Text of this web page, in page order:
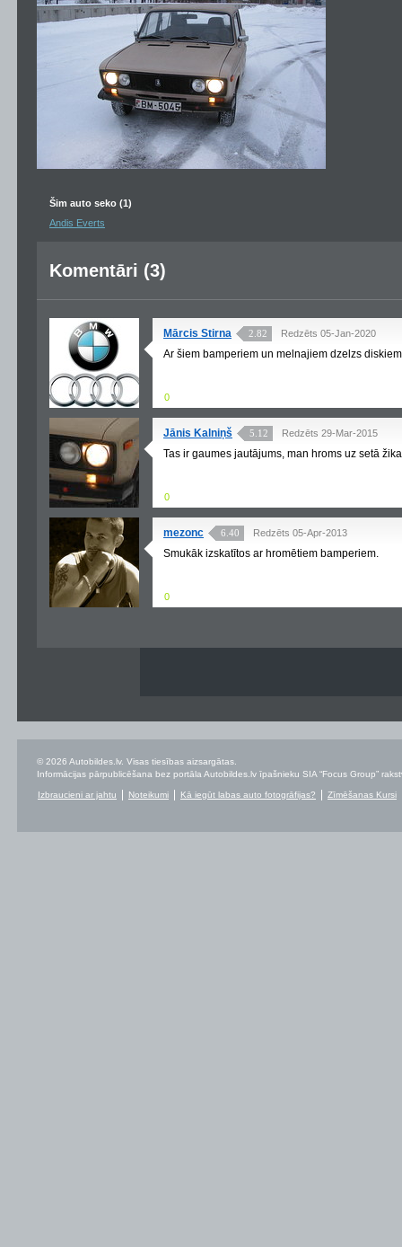
Šim auto seko (1)
Andis Everts
Komentāri (3)
Mārcis Stirna 2.82 Redzēts 05-Jan-2020
Ar šiem bamperiem un melnajiem dzelzs
0
Jānis Kalniņš 5.12 Redzēts 29-Mar-2015
Tas ir gaumes jautājums, man hroms uz setā
0
mezonc 6.40 Redzēts 05-Apr-2013
Smukāk izskatītos ar hromētiem bamperiem.
0
© 2026 Autobildes.lv. Visas tiesības aizsargātas.
Informācijas pārpublicēšana bez portāla Autobildes.lv īpašnieku SIA “Focus Group”
Izbraucieni ar jahtu Noteikumi Kā iegūt labas auto fotogrāfijas? Zīmēšanas Kursi